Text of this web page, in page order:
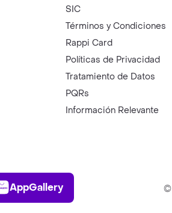
SIC
Términos y Condiciones
Rappi Card
Políticas de Privacidad
Tratamiento de Datos
PQRs
Información Relevante
AppGallery
AppGallery ©